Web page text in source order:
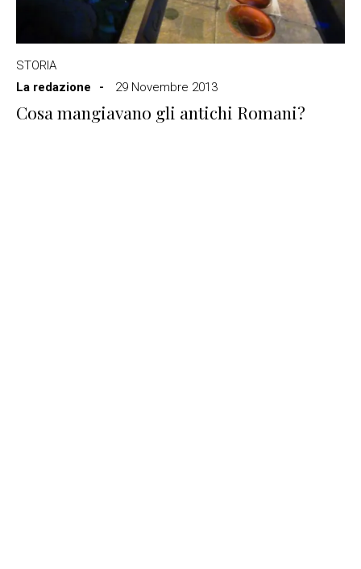
STORIA
La redazione
29 Novembre 2013
Cosa mangiavano gli antichi Romani?